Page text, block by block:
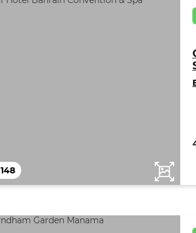
148